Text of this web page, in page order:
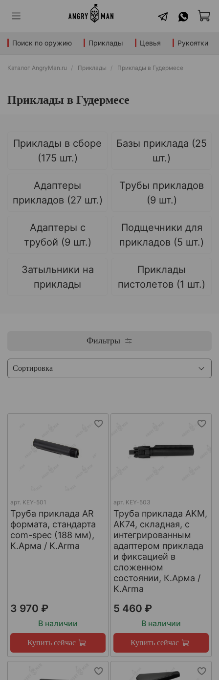
Поиск по оружию Приклады Цевья Рукоятки
Каталог AngryMan.ru Приклады Приклады в Гудермесе
Приклады в Гудермесе
Приклады в сборе
(175 шт.)
Базы приклада (25
шт.)
Адаптеры
прикладов (27 шт.)
Трубы прикладов
(9 шт.)
Адаптеры с
трубой (9 шт.)
Подщечники для
прикладов (5 шт.)
Затыльники на
приклады
Приклады
пистолетов (1 шт.)
Фильтры
арт. KEY-501
Труба приклада AR
формата, стандарта
com-spec (188 мм),
К.Арма / K.Arma
3 970 ₽
В наличии
Купить сейчас
арт. KEY-503
Труба приклада АКМ,
АК74, складная, с
интегрированным
адаптером приклада
и фиксацией в
сложенном
состоянии, К.Арма /
K.Arma
5 460 ₽
В наличии
Купить сейчас